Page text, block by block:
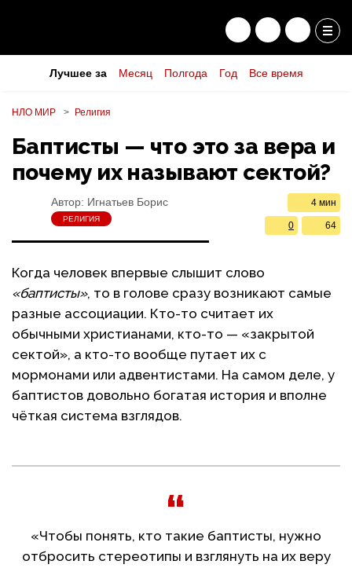
Лучшее за Месяц Полгода Год Все время
НЛО МИР Религия
Баптисты — что это за вера и
почему их называют сектой?
Автор: Игнатьев Борис
РЕЛИГИЯ
4 мин
64
0
Когда человек впервые слышит слово
«баптисты», то в голове сразу возникают самые
разные ассоциации. Кто-то считает их
обычными христианами, кто-то — «закрытой
сектой», а кто-то вообще путает их с
мормонами или адвентистами. На самом деле, у
баптистов довольно богатая история и вполне
чёткая система взглядов.
«Чтобы понять, кто такие баптисты, нужно
отбросить стереотипы и взглянуть на их веру